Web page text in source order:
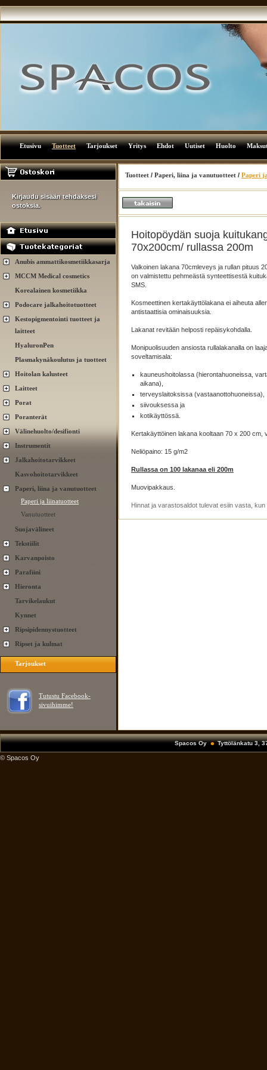
Etusivu Tuotteet Tarjoukset Yritys Ehdot Uutiset Huolto
Kirjaudu sisään tehdäksesi
ostoksia.
Anubis ammattikosmetiikkasarja
MCCM Medical cosmetics
Korealainen kosmetiikka
Podocare jalkahoitotuotteet
Kestopigmentointi tuotteet ja
laitteet
HyaluronPen
Plasmakynäkoulutus ja tuotteet
Hoitolan kalusteet
Laitteet
Porat
Poranterät
Välinehuolto/desifionti
Instrumentit
Jalkahoitotarvikkeet
Kasvohoitotarvikkeet
Paperi, liina ja vanutuotteet
Paperi ja liinatuotteet
Vanutuotteet
Suojavälineet
Tekstiilit
Karvanpoisto
Parafiini
Hieronta
Tarvikelaukut
Kynnet
Ripsipidennystuotteet
Ripset ja kulmat
Tarjoukset
Tutustu Facebook-
sivuihimme!
Tuotteet / Paperi, liina ja vanutuotteet / Paperi
Hoitopöydän suoja
70x200cm/ rullassa 200m
Valkoinen lakana 70cmleveys ja rullan pituus
on valmistettu pehmeästä synteettisestä
SMS.
Kosmeettinen kertakäyttölakana ei aiheuta
antistaattisia ominaisuuksia.
Lakanat revitään helposti repäisykohdalla.
Monipuolisuuden ansiosta rullalakanalla on
soveltamisala:
kauneushoitolassa (hierontahuoneissa,
aikana),
terveyslaitoksissa (vastaanottohuoneissa),
siivouksessa ja
kotikäyttössä.
Kertakäyttöinen lakana kooltaan 70 x 200 cm,
Neliöpaino: 15 g/m2
Rullassa on 100 lakanaa eli 200m
Muovipakkaus.
Hinnat ja varastosaldot tulevat esiin vasta,
Spacos Oy Tyttölänkatu 3,
© Spacos Oy